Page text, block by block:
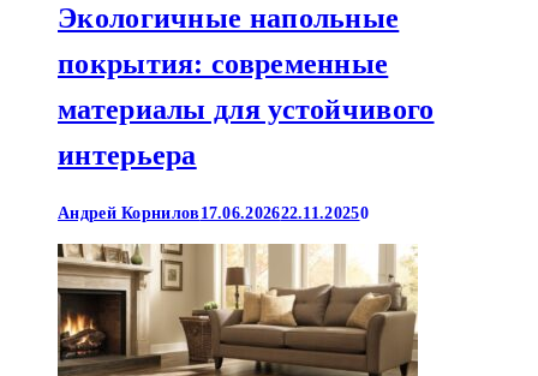
Экологичные напольные
покрытия: современные
материалы для устойчивого
интерьера
Андрей Корнилов 17.06.202622.11.20250